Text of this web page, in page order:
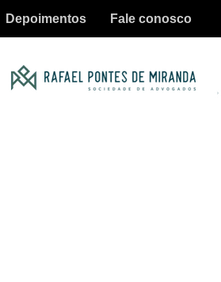
Depoimentos Fale conosco